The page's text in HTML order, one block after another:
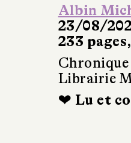
Albin
23/08/
233
Chronique
Librairie
❤ Lu et